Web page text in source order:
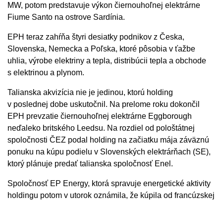
MW, potom predstavuje výkon čiernouhoľnej elektrárne
Fiume Santo na ostrove Sardínia.
EPH teraz zahŕňa štyri desiatky podnikov z Česka,
Slovenska, Nemecka a Poľska, ktoré pôsobia v ťažbe
uhlia, výrobe elektriny a tepla, distribúcii tepla a obchode
s elektrinou a plynom.
Talianska akvizícia nie je jedinou, ktorú holding
v poslednej dobe uskutočnil. Na prelome roku dokončil
EPH prevzatie čiernouhoľnej elektrárne Eggborough
neďaleko britského Leedsu. Na rozdiel od pološtátnej
spoločnosti ČEZ podal holding na začiatku mája záväznú
ponuku na kúpu podielu v Slovenských elektrárňach (SE),
ktorý plánuje predať talianska spoločnosť Enel.
Spoločnosť EP Energy, ktorá spravuje energetické aktivity
holdingu potom v utorok oznámila, že kúpila od francúzskej